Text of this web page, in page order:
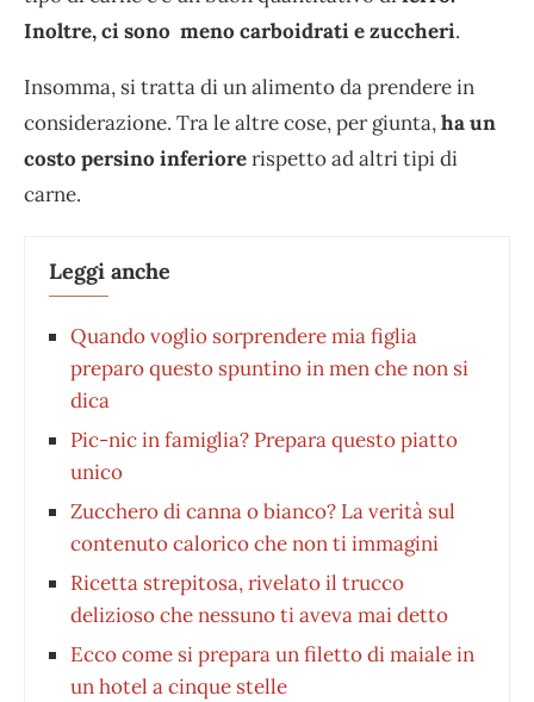
Inoltre, ci sono meno carboidrati e zuccheri.
Insomma, si tratta di un alimento da prendere in
considerazione. Tra le altre cose, per giunta,ha un
costo persino inferiorerispetto ad altri tipi di
carne.
Leggi anche
Quando voglio sorprendere mia figlia
preparo questo spuntino in men che non si
dica
Pic-nic in famiglia? Prepara questo piatto
unico
Zucchero di canna o bianco? La verità sul
contenuto calorico che non ti immagini
Ricetta strepitosa, rivelato il trucco
delizioso che nessuno ti aveva mai detto
Ecco come si prepara un filetto di maiale in
un hotel a cinque stelle